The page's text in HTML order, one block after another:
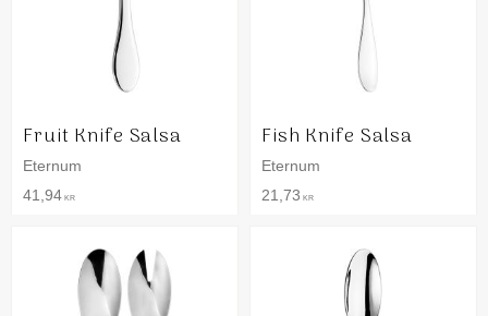
Fruit Knife Salsa
Eternum
41,94 KR
Fish Knife Salsa
Eternum
21,73 KR